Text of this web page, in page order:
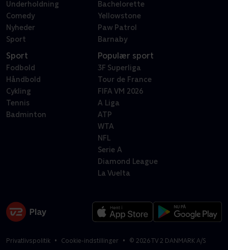
Underholdning
Comedy
Nyheder
Sport
Bachelorette
Yellowstone
Paw Patrol
Barnaby
Sport
Fodbold
Håndbold
Cykling
Tennis
Badminton
Populær sport
3F Superliga
Tour de France
FIFA VM 2026
A Liga
ATP
WTA
NFL
Serie A
Diamond League
La Vuelta
Privatlivspolitik Cookie-indstillinger © 2026TV 2 DANMARK A/S